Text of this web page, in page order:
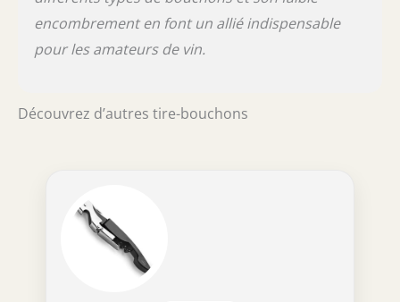
encombrement en font un allié indispensable
pour les amateurs de vin.
Découvrez d’autres tire-bouchons